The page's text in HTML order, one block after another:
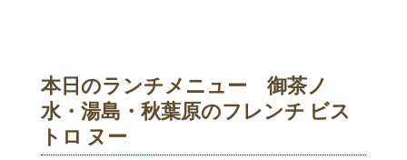
本日のランチメニュー 御茶ノ
水・湯島・秋葉原のフレンチ ビス
トロ ヌー